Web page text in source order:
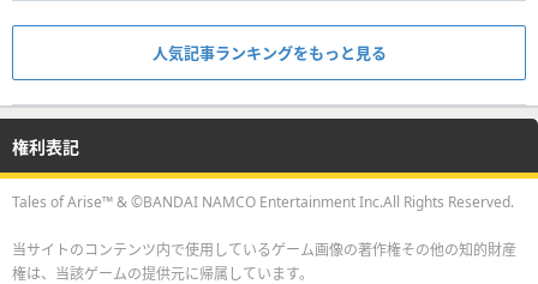
人気記事ランキングをもっと見る
権利表記
Tales of Arise™ & ©BANDAI NAMCO Entertainment Inc.All Rights Reserved.
当サイトのコンテンツ内で使用しているゲーム画像の著作権その他の知的財産
権は、当該ゲームの提供元に帰属しています。